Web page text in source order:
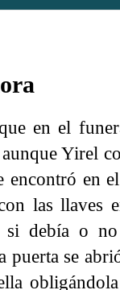
en el
Yirel
encontró en
las llaves
si debía o
puerta se